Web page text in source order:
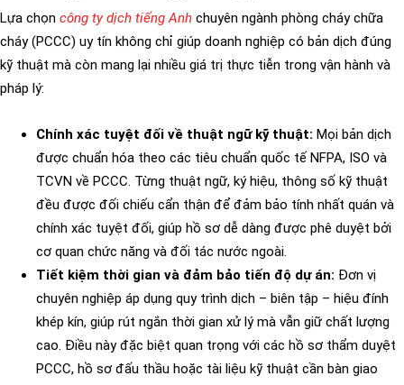
Lựa chọn công ty dịch tiếng Anh chuyên ngành phòng cháy chữa
cháy (PCCC) uy tín không chỉ giúp doanh nghiệp có bản dịch đúng
kỹ thuật mà còn mang lại nhiều giá trị thực tiễn trong vận hành và
pháp lý:
Chính xác tuyệt đối về thuật ngữ kỹ thuật: Mọi bản dịch
được chuẩn hóa theo các tiêu chuẩn quốc tế NFPA, ISO và
TCVN về PCCC. Từng thuật ngữ, ký hiệu, thông số kỹ thuật
đều được đối chiếu cẩn thận để đảm bảo tính nhất quán và
chính xác tuyệt đối, giúp hồ sơ dễ dàng được phê duyệt bởi
cơ quan chức năng và đối tác nước ngoài.
Tiết kiệm thời gian và đảm bảo tiến độ dự án: Đơn vị
chuyên nghiệp áp dụng quy trình dịch – biên tập – hiệu đính
khép kín, giúp rút ngắn thời gian xử lý mà vẫn giữ chất lượng
cao. Điều này đặc biệt quan trọng với các hồ sơ thẩm duyệt
PCCC, hồ sơ đấu thầu hoặc tài liệu kỹ thuật cần bàn giao